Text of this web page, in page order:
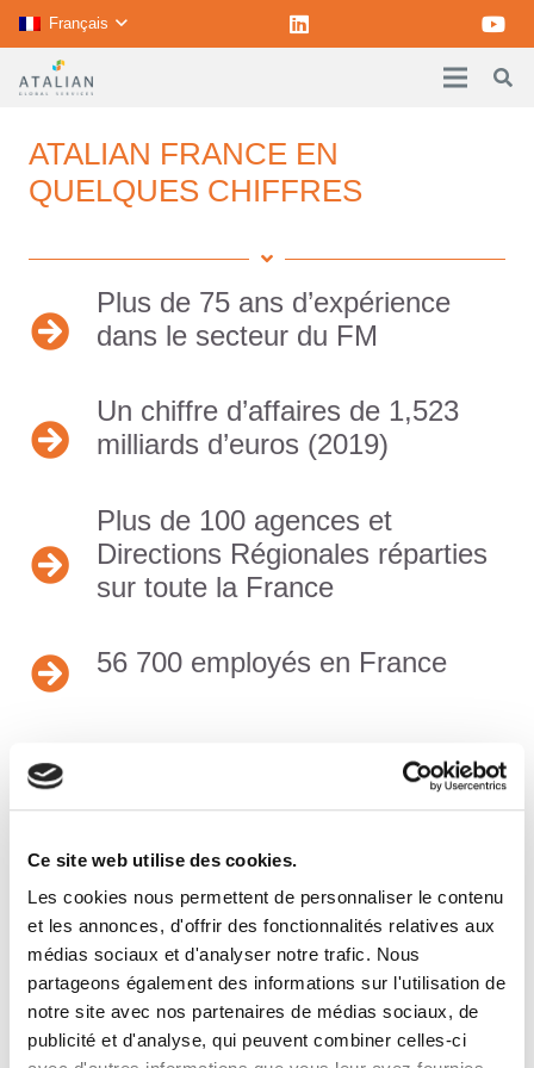
Ce site web utilise des cookies.
Les cookies nous permettent de personnaliser le contenu
et les annonces, d'offrir des fonctionnalités relatives aux
médias sociaux et d'analyser notre trafic. Nous
partageons également des informations sur l'utilisation de
notre site avec nos partenaires de médias sociaux, de
publicité et d'analyse, qui peuvent combiner celles-ci
Français
ATALIAN FRANCE EN
QUELQUES CHIFFRES
Plus de 75 ans d’expérience
dans le secteur du FM
Un chiffre d’affaires de 1,523
milliards d’euros (2019)
Plus de 100 agences et
Directions Régionales réparties
sur toute la France
56 700 employés en France
LE GROUPE ATALIAN EN
Un chiffre d’affaires de 3,059
milliards d’euros (2019)
Présent dans plus de 30 pays